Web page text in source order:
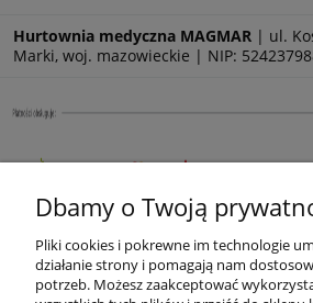
Hurtownia medyczna MAGMAR | ul.
Marki, woj. mazowieckie | NIP:
Dbamy o Twoją
Pliki cookies i pokrewne im technologie
działanie strony i pomagają nam
potrzeb. Możesz zaakceptować